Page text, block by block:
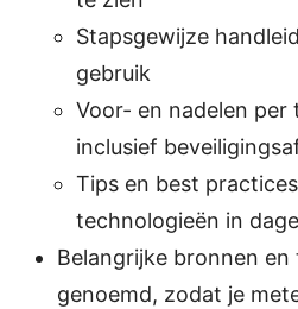
Stapsgewijze
gebruik
Voor- en nadelen per
inclusief
Tips en best
technologieën in
Belangrijke bronnen
genoemd, zodat je